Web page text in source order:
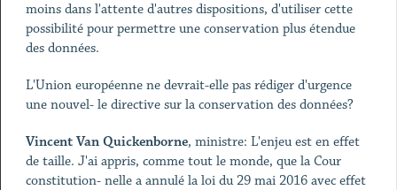
moins dans l'attente d'autres dispositions, d'utiliser cette
possibilité pour permettre une conservation plus étendue
des données.
L'Union européenne ne devrait-elle pas rédiger d'urgence
une nouvel- le directive sur la conservation des données?
Vincent Van Quickenborne, ministre: L'enjeu est en effet
de taille. J'ai appris, comme tout le monde, que la Cour
constitution- nelle a annulé la loi du 29 mai 2016 avec effet